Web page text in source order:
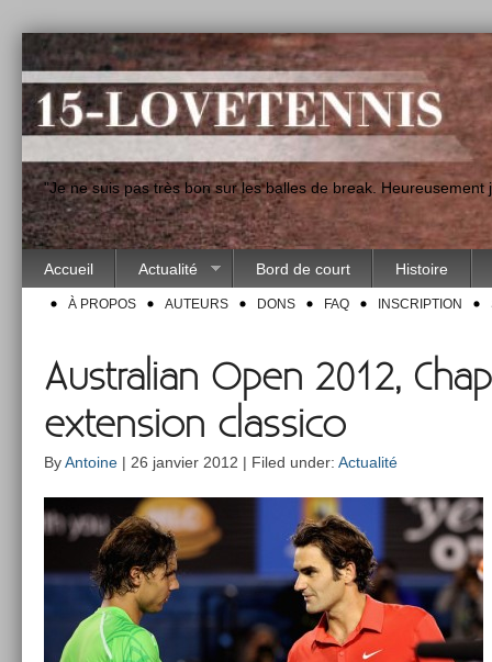
"Je ne suis pas très bon sur les balles de break.
Accueil Actualité Bord de court Histoire
À PROPOS AUTEURS DONS FAQ INSCRIPTION
Australian Open 2012,
extension classico
ByAntoine | 26 janvier 2012 | Filed under: Actualité